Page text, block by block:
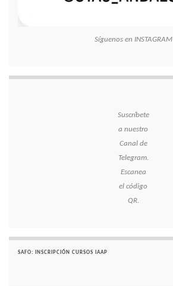
Síguenos en INSTAGRAM
Suscríbete
a nuestro
Canal de
Telegram.
Escanea
el código
QR.
SAFO: INSCRIPCIÓN CURSOS IAAP